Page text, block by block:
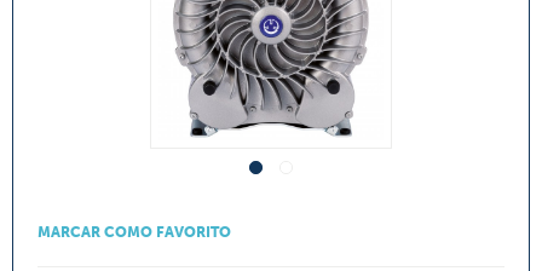
MARCAR COMO FAVORITO